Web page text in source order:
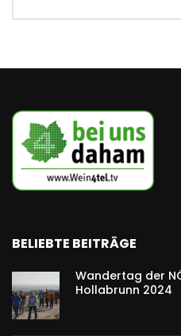
BELIEBTE BEITRÄGE
Wandertag der
Hollabrunn 2024